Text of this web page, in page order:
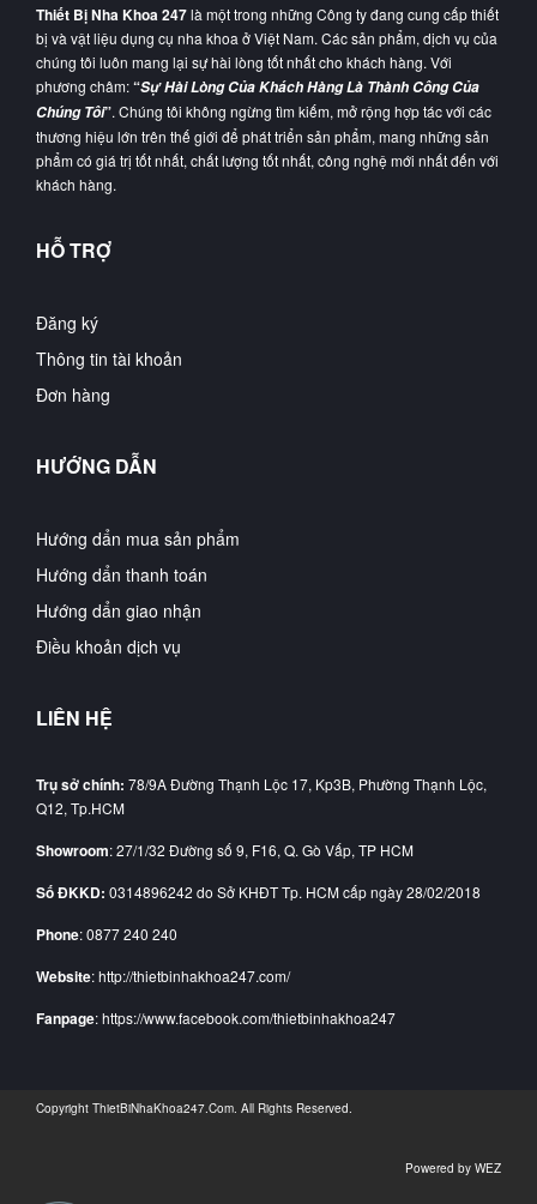
Thiết Bị Nha Khoa 247là một trong những Công ty đang cung cấp thiết
bị và vật liệu dụng cụ nha khoa ở Việt Nam. Các sản phẩm, dịch vụ của
chúng tôi luôn mang lại sự hài lòng tốt nhất cho khách hàng. Với
phương châm:“Sự Hài Lòng Của Khách Hàng Là Thành Công Của
Chúng Tôi”. Chúng tôi không ngừng tìm kiếm, mở rộng hợp tác với các
thương hiệu lớn trên thế giới để phát triển sản phẩm, mang những sản
phẩm có giá trị tốt nhất, chất lượng tốt nhất, công nghệ mới nhất đến với
khách hàng.
HỖ TRỢ
Đăng ký
Thông tin tài khoản
Đơn hàng
HƯỚNG DẪN
Hướng dẩn mua sản phẩm
Hướng dẩn thanh toán
Hướng dẩn giao nhận
Điều khoản dịch vụ
LIÊN HỆ
Trụ sở chính: 78/9A Đường Thạnh Lộc 17, Kp3B, Phường Thạnh Lộc,
Q12, Tp.HCM
Showroom: 27/1/32 Đường số 9, F16, Q. Gò Vấp, TP HCM
Số ĐKKD: 0314896242 do Sở KHĐT Tp. HCM cấp ngày 28/02/2018
Phone: 0877 240 240
Website: http://thietbinhakhoa247.com/
Fanpage: https://www.facebook.com/thietbinhakhoa247
Copyright ThietBiNhaKhoa247.Com. All Rights Reserved.
Powered by WEZ